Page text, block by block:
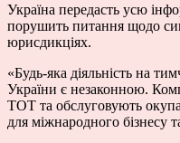
Україна передасть усю
порушить питання щодо
юрисдикціях.
«Будь-яка діяльність на
України є незаконною.
ТОТ та обслуговують
для міжнародного бізнесу